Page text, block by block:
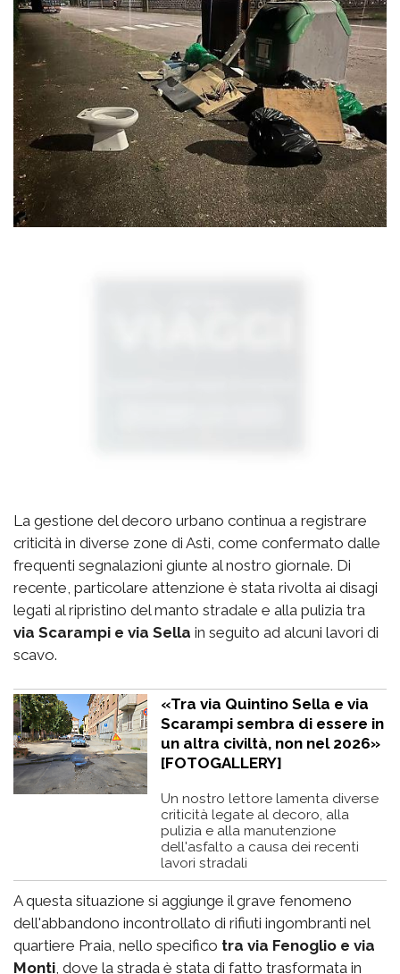
La gestione del decoro urbano continua a registrare
criticità in diverse zone di Asti, come confermato dalle
frequenti segnalazioni giunte al nostro giornale. Di
recente, particolare attenzione è stata rivolta ai disagi
legati al ripristino del manto stradale e alla pulizia tra
via Scarampi e via Sella in seguito ad alcuni lavori di
scavo.
«Tra via Quintino Sella e via
Scarampi sembra di essere in
un altra civiltà, non nel 2026»
[FOTOGALLERY]
Un nostro lettore lamenta diverse
criticità legate al decoro, alla
pulizia e alla manutenzione
dell'asfalto a causa dei recenti
lavori stradali
A questa situazione si aggiunge il grave fenomeno
dell'abbandono incontrollato di rifiuti ingombranti nel
quartiere Praia, nello specifico tra via Fenoglio e via
Monti , dove la strada è stata di fatto trasformata in